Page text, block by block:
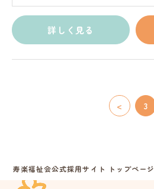
詳しく見る
< 3
寿楽福祉会公式採用サイト トップページ